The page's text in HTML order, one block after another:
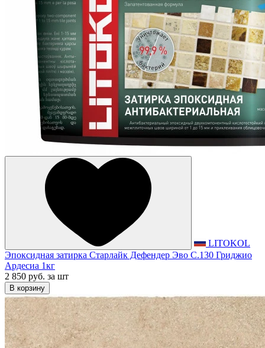
LITOKOL
Эпоксидная затирка Старлайк Дефендер Эво С.130 Гриджио
Ардесиа 1кг
2 850 руб. за шт
В корзину